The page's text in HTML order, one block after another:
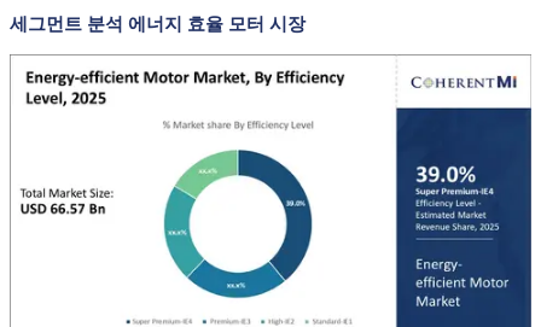
세그먼트 분석 에너지 효율 모터 시장